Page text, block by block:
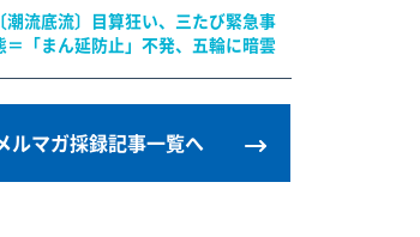
潮流底流〕目算狂い、三たび緊急事
＝「まん延防止」不発、五輪に暗雲
ルマガ採録記事一覧へ